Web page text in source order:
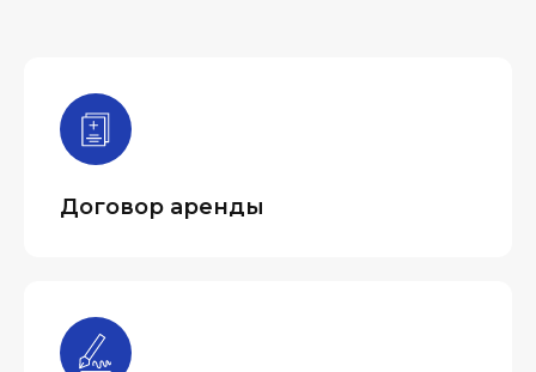
Договор аренды